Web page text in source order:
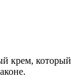
крем, который